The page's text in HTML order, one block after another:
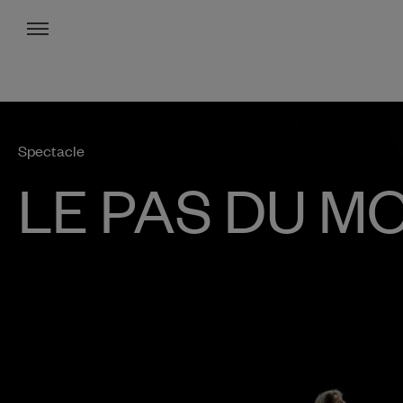
Menu
Spectacle
LE PAS DU